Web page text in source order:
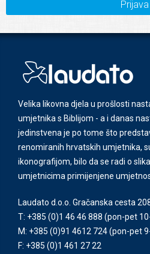
Prijava
Velika likovna djela u prošlosti
umjetnika s Biblijom - a i danas
jedinstvena je po tome što
renomiranih hrvatskih umjetnika,
ikonografijom, bilo da se radi o
umjetnicima primijenjene
Laudato d.o.o. Gračanska cesta
T: +385 (0)1 46 46 888 (pon-pet
M: +385 (0)91 4612 724(pon-pet
F: +385 (0)1 461 27 22